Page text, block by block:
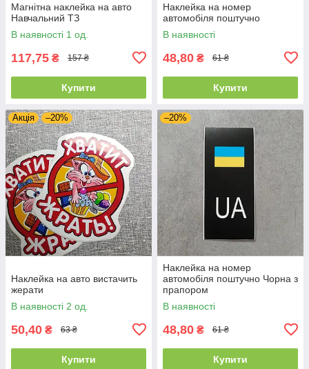
Магнітна наклейка на авто
Навчальний ТЗ
В наявності 1 од.
117,75 ₴ 157 ₴
Купити
Наклейка на номер
автомобіля поштучно
В наявності
48,80 ₴ 61 ₴
Купити
Акція –20%
Наклейка на авто вистачить
жерати
В наявності 2 од.
50,40 ₴ 63 ₴
Купити
–20%
Наклейка на номер
автомобіля поштучно Чорна з
прапором
В наявності
48,80 ₴ 61 ₴
Купити